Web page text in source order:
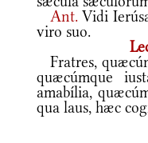
Ant.Vidi
viro suo.
Fratres,
quæcúmque
amabília,
qua laus, hæc